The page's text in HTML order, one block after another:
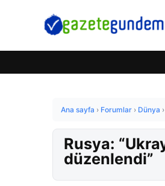
Ana sayfa › Forumlar › Dünya ›
Rusya:
düzenlendi”